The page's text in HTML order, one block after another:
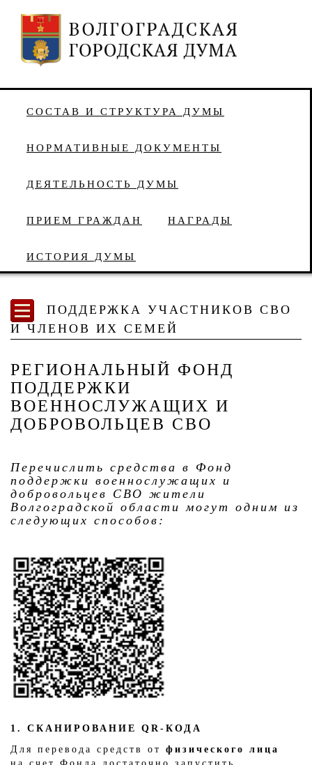
СОСТАВ И СТРУКТУРА ДУМЫ
НОРМАТИВНЫЕ ДОКУМЕНТЫ
ДЕЯТЕЛЬНОСТЬ ДУМЫ
ПРИЕМ ГРАЖДАН НАГРАДЫ
ИСТОРИЯ ДУМЫ
ПОДДЕРЖКА УЧАСТНИКОВ СВО
И ЧЛЕНОВ ИХ СЕМЕЙ
РЕГИОНАЛЬНЫЙ ФОНД
ПОДДЕРЖКИ
ВОЕННОСЛУЖАЩИХ И
ДОБРОВОЛЬЦЕВ СВО
Перечислить средства в Фонд
поддержки военнослужащих и
добровольцев СВО жители
Волгоградской области могут одним из
следующих способов:
1. СКАНИРОВАНИЕ QR-КОДА
Для перевода средств от физического лица